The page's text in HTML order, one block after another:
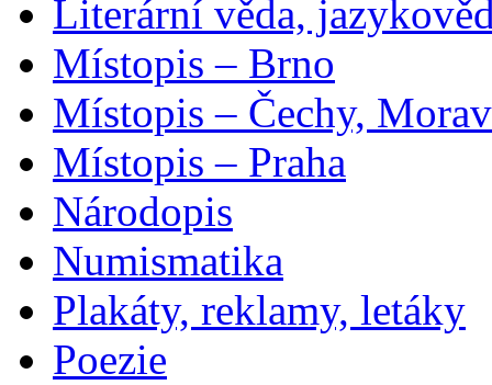
Literární věda,
Místopis – Brno
Místopis – Čechy,
Místopis – Praha
Národopis
Numismatika
Plakáty, reklamy, letáky
Poezie